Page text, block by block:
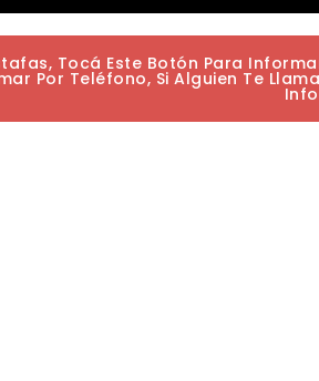
Tocá Este Botón Para
Por Teléfono, Si Alguien Te